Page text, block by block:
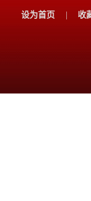
设为首页 收